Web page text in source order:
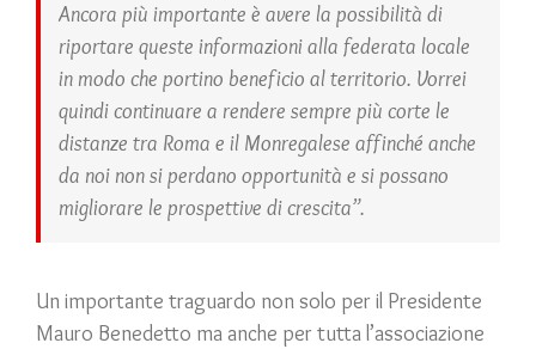
Ancora più importante è avere la possibilità di
riportare queste informazioni alla federata locale
in modo che portino beneficio al territorio. Vorrei
quindi continuare a rendere sempre più corte le
distanze tra Roma e il Monregalese affinché anche
da noi non si perdano opportunità e si possano
migliorare le prospettive di crescita”.
Un importante traguardo non solo per il Presidente
Mauro Benedetto ma anche per tutta l’associazione